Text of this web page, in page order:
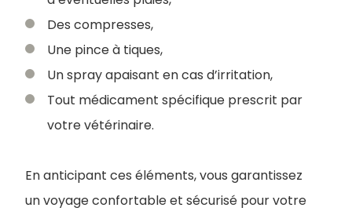
Des compresses,
Une pince à tiques,
Un spray apaisant en cas d’irritation,
Tout médicament spécifique prescrit par
votre vétérinaire.
En anticipant ces éléments, vous garantissez
un voyage confortable et sécurisé pour votre